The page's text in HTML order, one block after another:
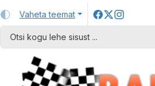
Vaheta teemat